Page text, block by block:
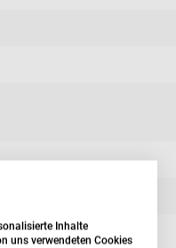
Inhalte
uns verwendeten Cookies